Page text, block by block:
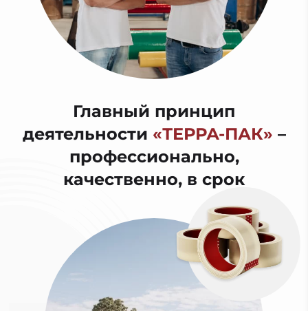
Главный принцип
деятельности «ТЕРРА-ПАК» –
профессионально,
качественно, в срок